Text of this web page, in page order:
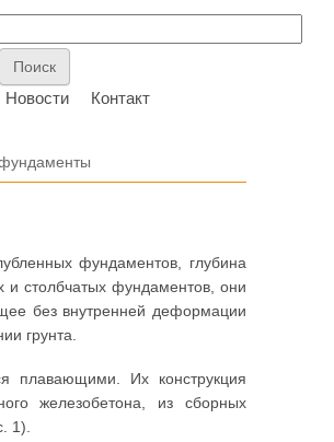
Новости Контакт
фундаментов, глубина
и столбчатых фундаментов, они
без внутренней деформации
грунта.
плавающими. Их конструкция
железобетона, из сборных
1).